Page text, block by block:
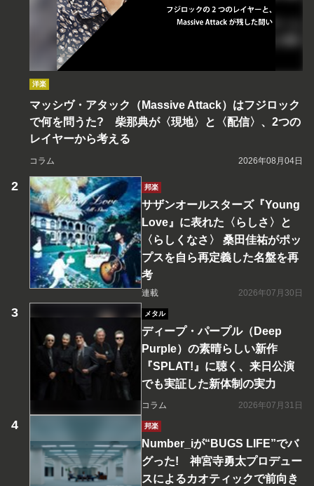
洋楽
マッシヴ・アタック（Massive Attack）はフジロック
で何を問うた? 柴那典が〈現地〉と〈配信〉、2つの
レイヤーから考える
コラム 2026年08月04日
邦楽
サザンオールスターズ『Young
Love』に表れた〈らしさ〉と
〈らしくなさ〉 桑田佳祐がポッ
プスを自ら再定義した名盤を再
考
連載 2026年07月30日
メタル
ディープ・パープル（Deep
Purple）の素晴らしい新作
『SPLAT!』に聴く、来日公演
でも実証した新体制の実力
コラム 2026年07月31日
邦楽
Number_iが“BUGS LIFE”でバ
グった! 神宮寺勇太プロデュー
スによるカオティックで前向き